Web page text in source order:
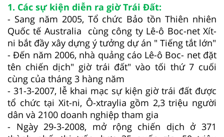
1. Các sự kiện diễn ra giờ Trái Đất:
- Sang năm 2005, Tổ chức Bảo tồn Thiên nhiên
Quốc tế Australia cùng công ty Lê-ô Boc-net Xít-
ni bắt đầy xây dựng ý tưởng dự án " Tiếng tắt lớn"
- Đến năm 2006, nhà quảng cáo Lê-ô Boc- net đặt
tên chiến dịch" giờ trái đất" vào tối thứ 7 cuối
cùng của tháng 3 hàng năm
- 31-3-2007, lễ khai mạc sự kiện giờ trái đất được
tổ chức tại Xit-ni, Ô-xtraylia gồm 2,3 triệu người
dân và 2100 doanh nghiệp tham gia
- Ngày 29-3-2008, mở rộng chiến dịch ở 371